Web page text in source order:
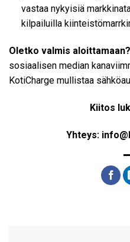
vastaa nykyisiä
kilpailuilla
Oletko valmis aloittamaan?
sosiaalisen median
KotiCharge mullistaa
Kiitos
Yhteys: